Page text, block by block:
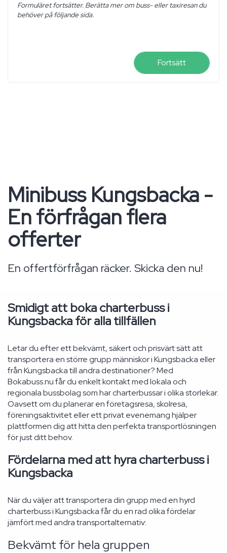
Formuläret fortsätter. Berätta mer om buss- eller taxiresan du
behöver på följande sida.
Fortsätt
Minibuss Kungsbacka -
En förfrågan flera
offerter
En offertförfrågan räcker. Skicka den nu!
Smidigt att boka charterbuss i
Kungsbacka för alla tillfällen
Letar du efter ett bekvämt, säkert och prisvärt sätt att
transportera en större grupp människor i Kungsbacka eller
från Kungsbacka till andra destinationer? Med
Bokabuss.nu får du enkelt kontakt med lokala och
regionala bussbolag som har charterbussar i olika storlekar.
Oavsett om du planerar en företagsresa, skolresa,
föreningsaktivitet eller ett privat evenemang hjälper
plattformen dig att hitta den perfekta transportlösningen
för just ditt behov.
Fördelarna med att hyra charterbuss i
Kungsbacka
När du väljer att transportera din grupp med en hyrd
charterbuss i Kungsbacka får du en rad olika fördelar
jämfört med andra transportalternativ:
Bekvämt för hela gruppen